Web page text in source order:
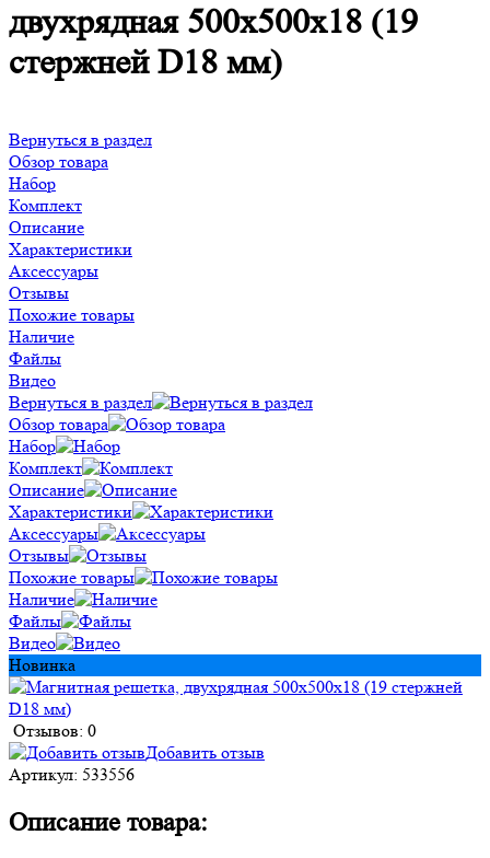
двухрядная 500х500х18 (19
стержней D18 мм)
Вернуться в раздел
Обзор товара
Набор
Комплект
Описание
Характеристики
Аксессуары
Отзывы
Похожие товары
Наличие
Файлы
Видео
Вернуться в раздел
Обзор товара
Набор
Комплект
Описание
Характеристики
Аксессуары
Отзывы
Похожие товары
Наличие
Файлы
Видео
Новинка
Отзывов: 0
Добавить отзыв
Артикул: 533556
Описание товара: